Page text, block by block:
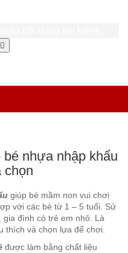
nhựa nhập khẩu
chọn
giúp bé mầm non vui chơi
với các bé từ 1 – 5 tuổi. Sử
đình có trẻ em nhỏ. Là
thích và chọn lựa để chơi.
được làm bằng chất liệu